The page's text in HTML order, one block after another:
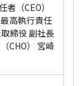
（CEO）
高執行責任
締役 副社長
CHO） 宮崎